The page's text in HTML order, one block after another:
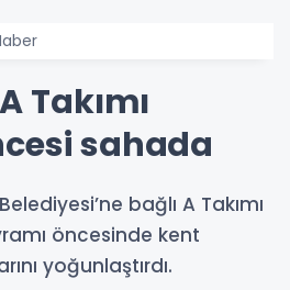
Takımı
sahada
bağlı A Takımı
öncesinde kent
yoğunlaştırdı.